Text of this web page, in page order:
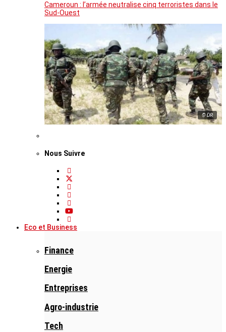
Cameroun : l’armée neutralise cinq terroristes dans le
Sud-Ouest
© DR
Nous Suivre
Eco et Business
Finance
Energie
Entreprises
Agro-industrie
Tech